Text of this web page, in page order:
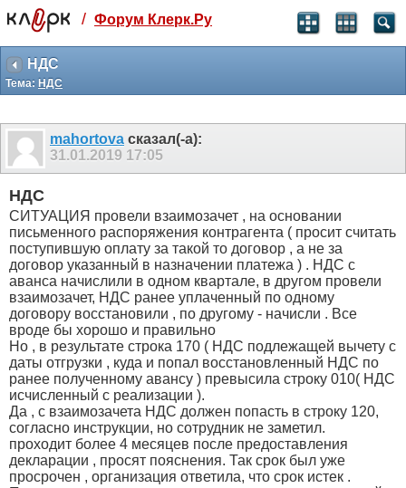
Святые угодники, Клерк без рекламы
прекрасен:)
месяц
3 месяца
259
₽
-10%
499 ₽
-15%
Отмена Оплатить
/ Форум Клерк.Ру
НДС
Тема: НДС
mahortova сказал(-а):
31.01.2019 17:05
НДС
СИТУАЦИЯ провели взаимозачет , на основании
письменного распоряжения контрагента ( просит считать
поступившую оплату за такой то договор , а не за
договор указанный в назначении платежа ) . НДС с
аванса начислили в одном квартале, в другом провели
взаимозачет, НДС ранее уплаченный по одному
договору восстановили , по другому - начисли . Все
вроде бы хорошо и правильно
Но , в результате строка 170 ( НДС подлежащей вычету с
даты отгрузки , куда и попал восстановленный НДС по
ранее полученному авансу ) превысила строку 010( НДС
исчисленный с реализации ).
Да , с взаимозачета НДС должен попасть в строку 120,
согласно инструкции, но сотрудник не заметил.
проходит более 4 месяцев после предоставления
декларации , просят пояснения. Так срок был уже
просрочен , организация ответила, что срок истек .